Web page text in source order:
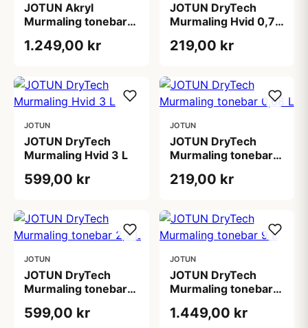
JOTUN Akryl
Murmaling tonebar 9
1.249,00 kr
JOTUN DryTech
Murmaling Hvid 0,75
219,00 kr
JOTUN
JOTUN DryTech
Murmaling Hvid 3 L
599,00 kr
JOTUN
JOTUN DryTech
Murmaling tonebar
219,00 kr
JOTUN
JOTUN DryTech
Murmaling tonebar
599,00 kr
JOTUN
JOTUN DryTech
Murmaling tonebar 9
1.449,00 kr